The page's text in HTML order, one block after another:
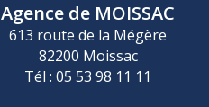
Agence de MOISSAC
613 route de la Mégère
82200 Moissac
Tél : 05 53 98 11 11